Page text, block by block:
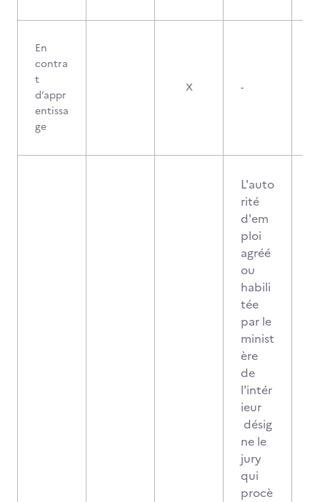
En
contra
t
d’appr
entissa
ge
X -
L'auto
rité
d'em
ploi
agréé
ou
habili
tée
par le
minist
ère
de
l'intér
ieur
désig
ne le
jury
qui
procè